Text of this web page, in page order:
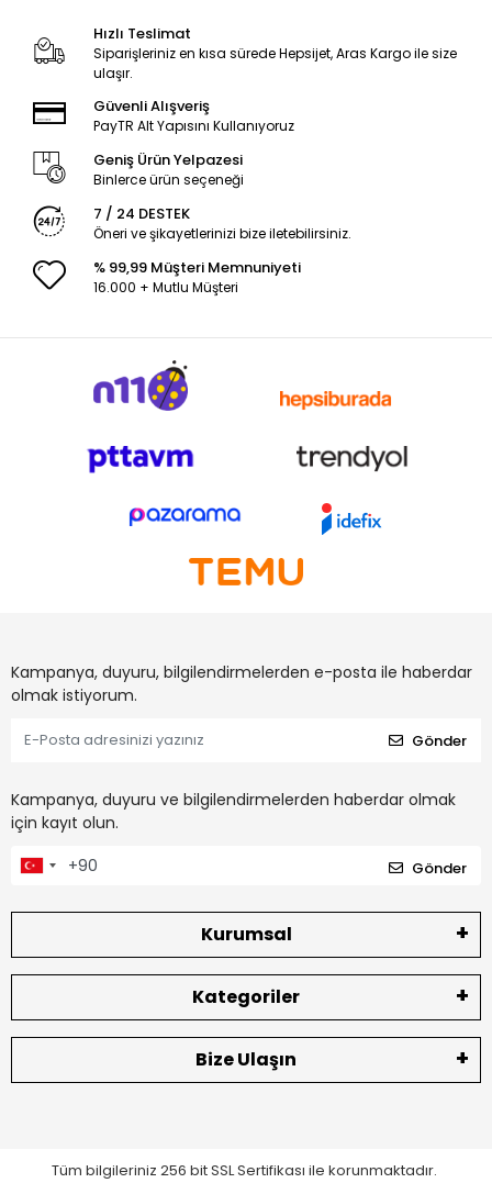
Hızlı Teslimat
Siparişleriniz en kısa sürede Hepsijet, Aras Kargo ile size
ulaşır.
Güvenli Alışveriş
PayTR Alt Yapısını Kullanıyoruz
Geniş Ürün Yelpazesi
Binlerce ürün seçeneği
7 / 24 DESTEK
Öneri ve şikayetlerinizi bize iletebilirsiniz.
% 99,99 Müşteri Memnuniyeti
16.000 + Mutlu Müşteri
Kampanya, duyuru, bilgilendirmelerden e-posta ile haberdar
olmak istiyorum.
Gönder
Kampanya, duyuru ve bilgilendirmelerden haberdar olmak
için kayıt olun.
Gönder
Kurumsal
Kategoriler
Bize Ulaşın
Tüm bilgileriniz 256 bit SSL Sertifikası ile korunmaktadır.